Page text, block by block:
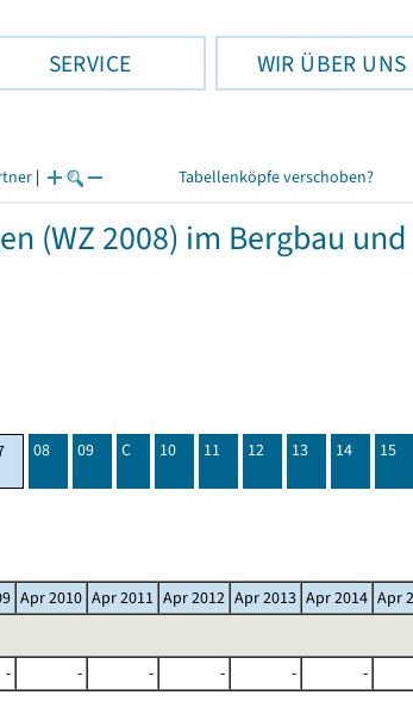
SERVICE WIR ÜBER UNS
| Tabellenköpfe verschoben?
(WZ 2008) im Bergbau
08 09 C 10 11 12 13 14 15
Apr 2010 Apr 2011 Apr 2012 Apr 2013 Apr 2014 Apr
- - - - - -